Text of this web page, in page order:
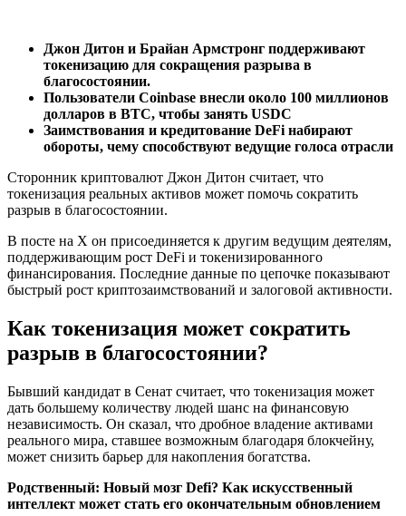
Джон Дитон и Брайан Армстронг поддерживают
токенизацию для сокращения разрыва в
благосостоянии.
Пользователи Coinbase внесли около 100 миллионов
долларов в BTC, чтобы занять USDC
Заимствования и кредитование DeFi набирают
обороты, чему способствуют ведущие голоса отрасли
Сторонник криптовалют Джон Дитон считает, что
токенизация реальных активов может помочь сократить
разрыв в благосостоянии.
В посте на X он присоединяется к другим ведущим деятелям,
поддерживающим рост DeFi и токенизированного
финансирования. Последние данные по цепочке показывают
быстрый рост криптозаимствований и залоговой активности.
Как токенизация может сократить
разрыв в благосостоянии?
Бывший кандидат в Сенат считает, что токенизация может
дать большему количеству людей шанс на финансовую
независимость. Он сказал, что дробное владение активами
реального мира, ставшее возможным благодаря блокчейну,
может снизить барьер для накопления богатства.
Родственный: Новый мозг Defi? Как искусственный
интеллект может стать его окончательным обновлением